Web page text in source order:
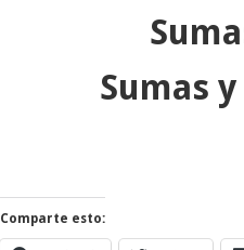
Sumas
Comparte esto: